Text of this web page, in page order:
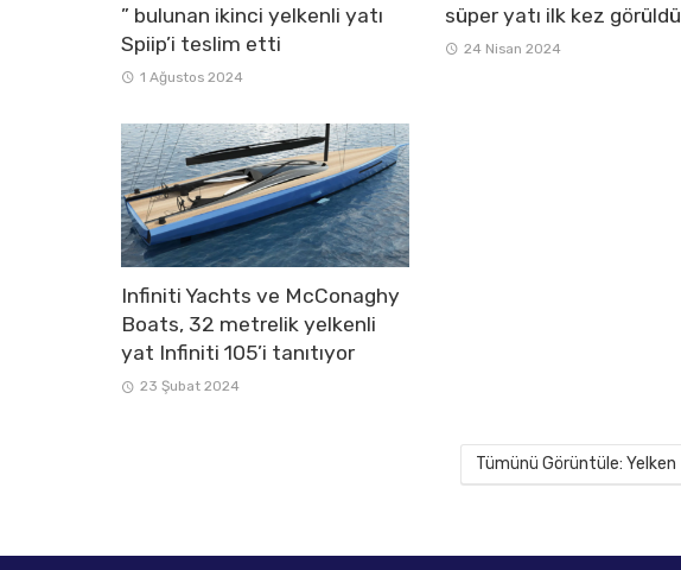
” bulunan ikinci yelkenli yatı
Spiip’i teslim etti
1 Ağustos 2024
süper yatı ilk kez görüldü
24 Nisan 2024
Infiniti Yachts ve McConaghy
Boats, 32 metrelik yelkenli
yat Infiniti 105’i tanıtıyor
23 Şubat 2024
Tümünü Görüntüle: Yelken